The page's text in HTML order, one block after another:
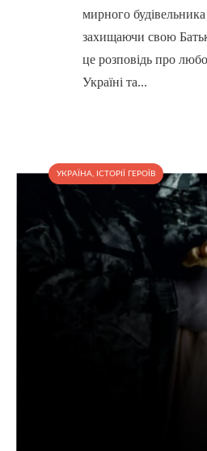
мирного
захищаючи свою
це розповідь про
Україні та...
УКРАЇНА, ІСТОРІЇ ГЕРОЇВ